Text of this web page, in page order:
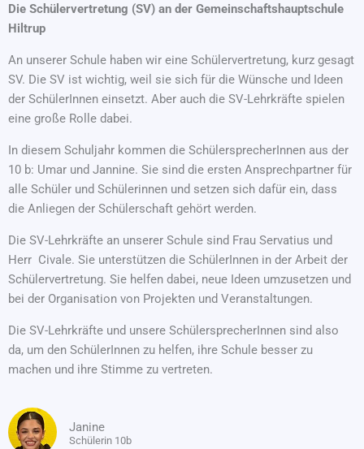
Die Schülervertretung (SV) an der Gemeinschaftshauptschule
Hiltrup
An unserer Schule haben wir eine Schülervertretung, kurz gesagt
SV. Die SV ist wichtig, weil sie sich für die Wünsche und Ideen
der SchülerInnen einsetzt. Aber auch die SV-Lehrkräfte spielen
eine große Rolle dabei.
In diesem Schuljahr kommen die SchülersprecherInnen aus der
10 b: Umar und Jannine. Sie sind die ersten Ansprechpartner für
alle Schüler und Schülerinnen und setzen sich dafür ein, dass
die Anliegen der Schülerschaft gehört werden.
Die SV-Lehrkräfte an unserer Schule sind Frau Servatius und
Herr Civale. Sie unterstützen die SchülerInnen in der Arbeit der
Schülervertretung. Sie helfen dabei, neue Ideen umzusetzen und
bei der Organisation von Projekten und Veranstaltungen.
Die SV-Lehrkräfte und unsere SchülersprecherInnen sind also
da, um den SchülerInnen zu helfen, ihre Schule besser zu
machen und ihre Stimme zu vertreten.
Janine
Schülerin 10b